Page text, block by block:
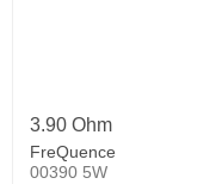
3.90 Ohm
FreQuence
00390 5W